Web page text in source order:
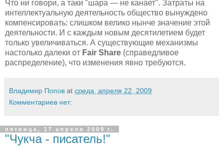
Что ни говори, а таки "шара — не канает". Затраты на
интеллектуальную деятельность общество вынуждено
компенсировать: слишком велико нынче значение этой
деятельности. И с каждым новым десятилетием будет
только увеличиваться. А существующие механизмы
настолько далеки от Fair Share (справедливое
распределение), что изменения явно требуются.
Владимир Попов at среда, апреля 22, 2009
Комментариев нет:
пятница, 17 апреля 2009 г.
"Чукча - писатель!"